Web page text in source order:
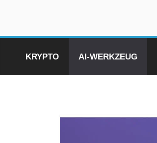
KRYPTO AI-WERKZEUG